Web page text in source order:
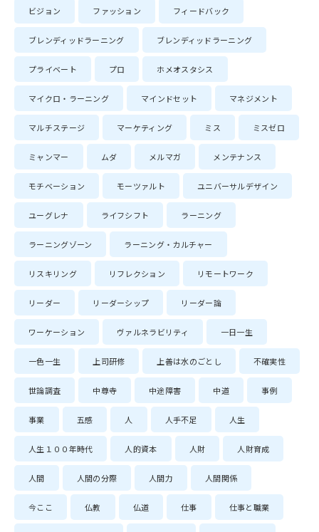
ビジョン ファッション フィードバック
ブレンディッドラーニング ブレンディッドラーニング
プライベート プロ ホメオスタシス
マイクロ・ラーニング マインドセット マネジメント
マルチステージ マーケティング ミス ミスゼロ
ミャンマー ムダ メルマガ メンテナンス
モチベーション モーツァルト ユニバーサルデザイン
ユーグレナ ライフシフト ラーニング
ラーニングゾーン ラーニング・カルチャー
リスキリング リフレクション リモートワーク
リーダー リーダーシップ リーダー論
ワーケーション ヴァルネラビリティ 一日一生
一色一生 上司研修 上善は水のごとし 不確実性
世論調査 中尊寺 中途障害 中道 事例
事業 五感 人 人手不足 人生
人生１００年時代 人的資本 人財 人財育成
人間 人間の分際 人間力 人間関係
今ここ 仏教 仏道 仕事 仕事と職業